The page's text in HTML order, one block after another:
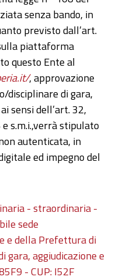
senza bando, in
previsto dall’art.
piattaforma
questo Ente al
, approvazione
disciplinare di gara,
sensi dell’art. 32,
s.m.i.,verrà stipulato
autenticata, in
ed impegno del
- straordinaria -
sede
e della Prefettura di
gara, aggiudicazione e
- CUP: I52F